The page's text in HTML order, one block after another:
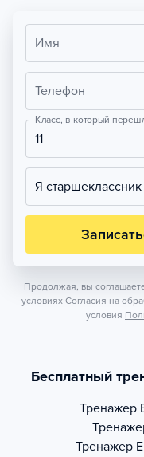
Имя
Телефон
Класс, в который
11
Я старшеклассник
Продолжая, вы
условиях Согласия на
условия
Бесплатный
Тренажер
Тренажер